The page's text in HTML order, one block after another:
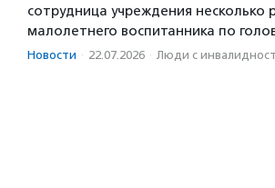
сотрудница учреждения несколько
малолетнего воспитанника по
Новости · 22.07.2026 · Люди с